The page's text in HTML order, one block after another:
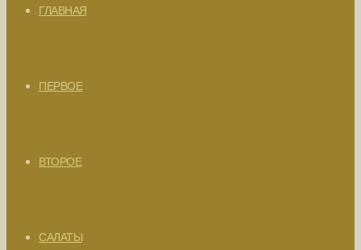
ГЛАВНАЯ
ПЕРВОЕ
ВТОРОЕ
САЛАТЫ